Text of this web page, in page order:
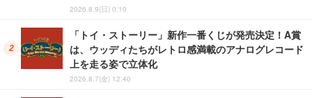
2026.8.9(日) 0:10
「トイ・ストーリー」新作一番くじが発売決定！A賞
は、ウッディたちがレトロ感満載のアナログレコード
上を走る姿で立体化
2026.8.7(金) 12:40